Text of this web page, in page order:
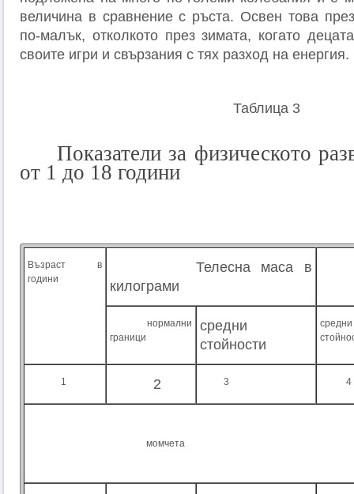
величина в сравнение с ръста. Освен това
по-малък, отколкото през зимата, когато
своите игри и свързания с тях разход на енергия.
Таблица 3
Показатели за физическото
от 1 до 18 години
Възраст в
години
Телесна маса в
килограми
нормални
граници
средни
стойности
средни
1 2 3 4
момчета